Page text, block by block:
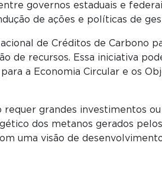
governos estaduais e
de ações e políticas de
de Créditos de Carbono
de recursos. Essa iniciativa
a Economia Circular e os
requer grandes investimentos
dos metanos gerados
uma visão de